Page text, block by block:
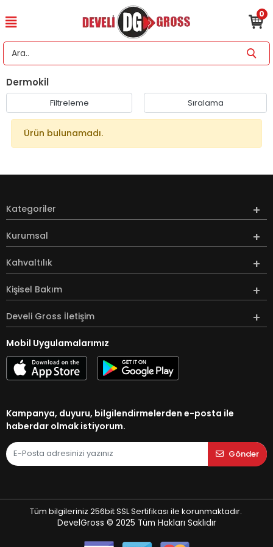
0
Dermokil
Filtreleme Sıralama
Ürün bulunamadı.
Kategoriler
Kurumsal
Kahvaltılık
Kişisel Bakım
Develi Gross İletişim
Mobil Uygulamalarımız
Kampanya, duyuru, bilgilendirmelerden e-posta ile
haberdar olmak istiyorum.
Gönder
Tüm bilgileriniz 256bit SSL Sertifikası ile korunmaktadır.
DevelGross © 2025 Tüm Hakları Saklıdır